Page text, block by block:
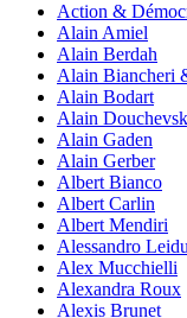
Action &
Alain Amiel
Alain Berdah
Alain Biancheri
Alain Bodart
Alain
Alain Gaden
Alain Gerber
Albert Bianco
Albert Carlin
Albert Mendiri
Alessandro
Alex Mucchielli
Alexandra Roux
Alexis Brunet